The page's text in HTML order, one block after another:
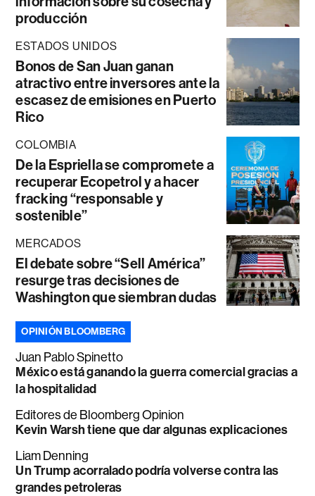
producción
ESTADOS UNIDOS
Bonos de San Juan ganan
atractivo entre inversores ante la
escasez de emisiones en Puerto
Rico
COLOMBIA
De la Espriella se compromete a
recuperar Ecopetrol y a hacer
fracking “responsable y
sostenible”
MERCADOS
El debate sobre “Sell América”
resurge tras decisiones de
Washington que siembran dudas
OPINIÓN BLOOMBERG
Juan Pablo Spinetto
México está ganando la guerra comercial gracias a
la hospitalidad
Editores de Bloomberg Opinion
Kevin Warsh tiene que dar algunas explicaciones
Liam Denning
Un Trump acorralado podría volverse contra las
grandes petroleras